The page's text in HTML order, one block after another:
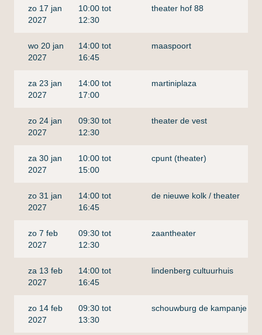
zo 17 jan
2027
10:00 tot
12:30
theater hof 88
wo 20 jan
2027
14:00 tot
16:45
maaspoort
za 23 jan
2027
14:00 tot
17:00
martiniplaza
zo 24 jan
2027
09:30 tot
12:30
theater de vest
za 30 jan
2027
10:00 tot
15:00
cpunt (theater)
zo 31 jan
2027
14:00 tot
16:45
de nieuwe kolk / theater
zo 7 feb
2027
09:30 tot
12:30
zaantheater
za 13 feb
2027
14:00 tot
16:45
lindenberg cultuurhuis
zo 14 feb
2027
09:30 tot
13:30
schouwburg de kampanje